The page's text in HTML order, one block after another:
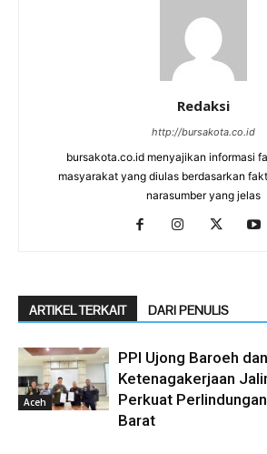
Redaksi
http://bursakota.co.id
bursakota.co.id menyajikan informasi
masyarakat yang diulas berdasarkan
narasumber yang jelas
ARTIKEL TERKAIT DARI PENULIS
Aceh
PPI Ujong Baroeh
Ketenagakerjaan
Perkuat
Barat